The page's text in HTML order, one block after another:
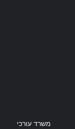
משרד עורכי